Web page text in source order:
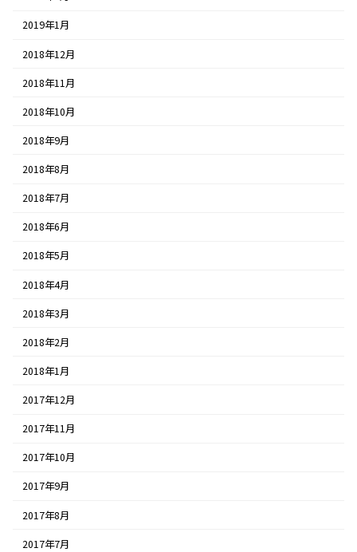
2019年1月
2018年12月
2018年11月
2018年10月
2018年9月
2018年8月
2018年7月
2018年6月
2018年5月
2018年4月
2018年3月
2018年2月
2018年1月
2017年12月
2017年11月
2017年10月
2017年9月
2017年8月
2017年7月